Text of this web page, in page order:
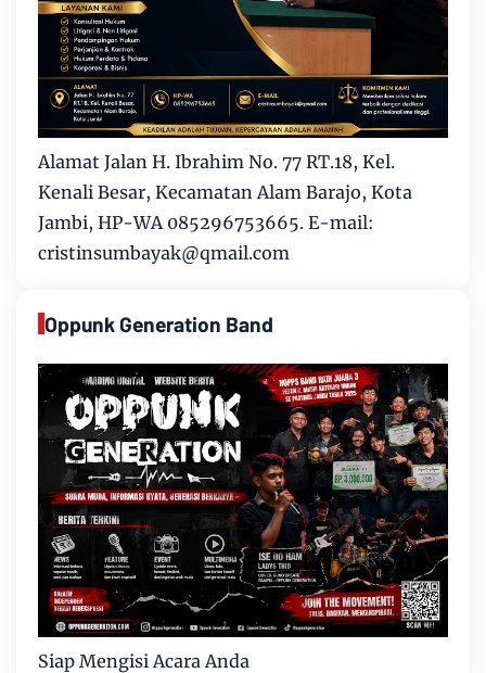
Alamat Jalan H. Ibrahim No. 77 RT.18, Kel.
Kenali Besar, Kecamatan Alam Barajo, Kota
Jambi, HP-WA 085296753665. E-mail:
cristinsumbayak@qmail.com
Oppunk Generation Band
Siap Mengisi Acara Anda